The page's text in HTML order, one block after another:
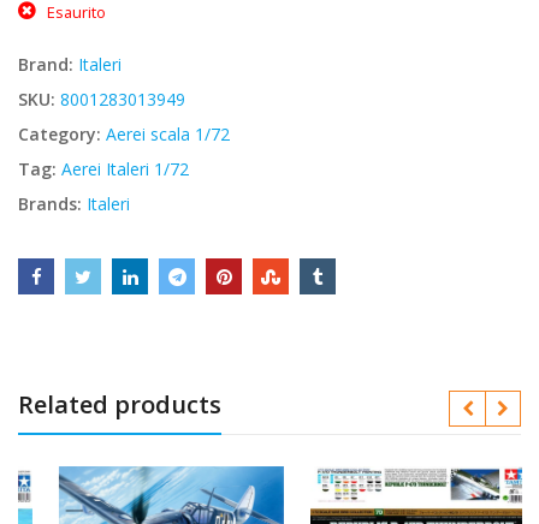
originale
era:
€18,00.€15,30.
Esaurito
Brand: Italeri
SKU: 8001283013949
Category: Aerei scala 1/72
Tag: Aerei Italeri 1/72
Brands: Italeri
Related products